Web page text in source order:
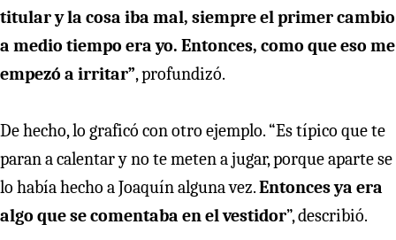
titular y la cosa iba mal, siempre el primer cambio
a medio tiempo era yo. Entonces, como que eso me
empezó a irritar”, profundizó.
De hecho, lo graficó con otro ejemplo. “Es típico que te
paran a calentar y no te meten a jugar, porque aparte se
lo había hecho a Joaquín alguna vez.Entonces ya era
algo que se comentaba en el vestidor”, describió.